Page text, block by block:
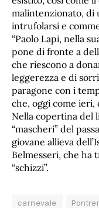
malintenzionato, di
intrufolarsi e
“Paolo Lapi, nella
pone di fronte a
che riescono a
leggerezza e di
paragone con i
che, oggi come
Nella copertina del
“mascheri” del
giovane allieva
Belmesseri, che ha
“schizzi”.
carnevale